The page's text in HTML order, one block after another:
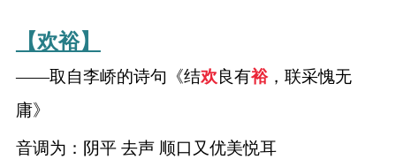
【欢裕】
——取自李峤的诗句《结欢良有裕，联采愧无
庸》
音调为：阴平 去声 顺口又优美悦耳